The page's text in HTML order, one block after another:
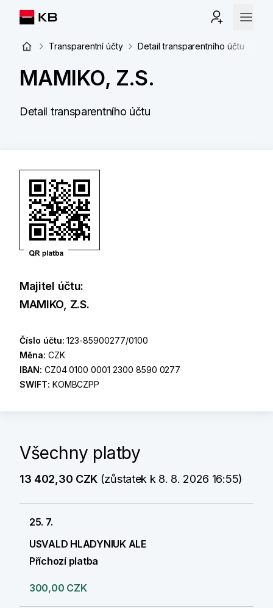
Transparentní účty Detail transparentního účtu
MAMIKO, Z.S.
Detail transparentního účtu
Majitel účtu:
MAMIKO, Z.S.
Číslo účtu:123-85900277/0100
Měna: CZK
IBAN: CZ04 0100 0001 2300 8590 0277
SWIFT: KOMBCZPP
Všechny platby
13 402,30 CZK (zůstatek k 8. 8. 2026 16:55)
25. 7.
USVALD HLADYNIUK ALE
Příchozí platba
300,00 CZK